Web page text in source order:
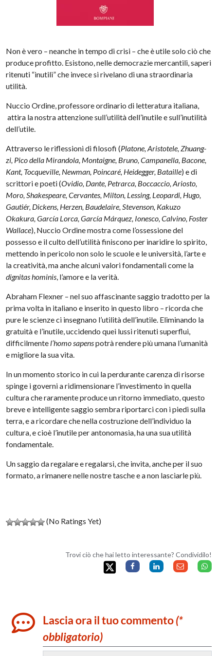
Non è vero – neanche in tempo di crisi – che è utile solo ciò che
produce profitto. Esistono, nelle democrazie mercantili, saperi
ritenuti “inutili” che invece si rivelano di una straordinaria
utilità.
Nuccio Ordine, professore ordinario di letteratura italiana,
attira la nostra attenzione sull’utilità dell’inutile e sull’inutilità
dell’utile.
Attraverso le riflessioni di filosofi (Platone, Aristotele, Zhuang-
zi, Pico della Mirandola, Montaigne, Bruno, Campanella, Bacone,
Kant, Tocqueville, Newman, Poincaré, Heidegger, Bataille) e di
scrittori e poeti (Ovidio, Dante, Petrarca, Boccaccio, Ariosto,
Moro, Shakespeare, Cervantes, Milton, Lessing, Leopardi, Hugo,
Gautiér, Dickens, Herzen, Baudelaire, Stevenson, Kakuzo
Okakura, García Lorca, García Márquez, Ionesco, Calvino, Foster
Wallace), Nuccio Ordine mostra come l’ossessione del
possesso e il culto dell’utilità finiscono per inaridire lo spirito,
mettendo in pericolo non solo le scuole e le università, l’arte e
la creatività, ma anche alcuni valori fondamentali come la
dignitashominis, l’amore e la verità.
Abraham Flexner – nel suo affascinante saggio tradotto per la
prima volta in italiano e inserito in questo libro – ricorda che
pure le scienze ci insegnano l’utilità dell’inutile. Eliminando la
gratuità e l’inutile, uccidendo quei lussi ritenuti superflui,
difficilmente l’homo sapenspotrà rendere più umana l’umanità
e migliore la sua vita.
In un momento storico in cui la perdurante carenza di risorse
spinge i governi a ridimensionare l’investimento in quella
cultura che raramente produce un ritorno immediato, questo
breve e intelligente saggio sembra riportarci con i piedi sulla
terra, e a ricordare che nella costruzione dell’individuo la
cultura, e cioè l’inutile per antonomasia, ha una sua utilità
fondamentale.
Un saggio da regalare e regalarsi, che invita, anche per il suo
formato, a rimanere nelle nostre tasche e a non lasciarle più.
(No Ratings Yet)
Trovi ciò che hai letto interessante? Condividilo!
Lascia ora il tuo commento(*
obbligatorio)